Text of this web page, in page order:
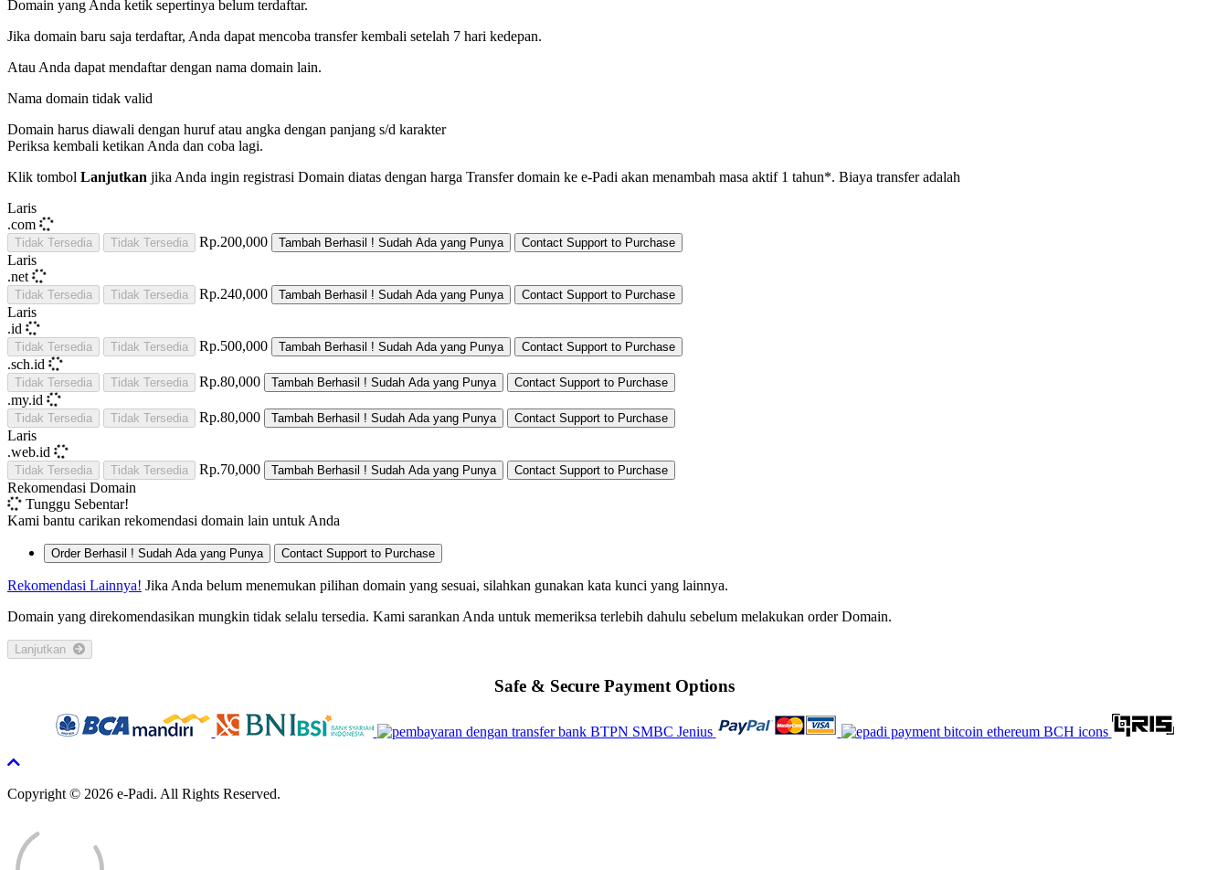
Domain yang Anda ketik sepertinya belum terdaftar.
Jika domain baru saja terdaftar, Anda dapat mencoba transfer kembali setelah 7 hari kedepan.
Atau Anda dapat mendaftar dengan nama domain lain.
Nama domain tidak valid
Domain harus diawali dengan huruf atau angka dengan panjang s/d karakter
Periksa kembali ketikan Anda dan coba lagi.
Klik tombol Lanjutkan jika Anda ingin registrasi Domain diatas dengan harga Transfer domain ke e-Padi akan menambah masa aktif 1 tahun*. Biaya transfer adalah
Laris
.com
Tidak Tersedia Tidak Tersedia Rp.200,000 Tambah Berhasil ! Sudah Ada yang Punya Contact Support to Purchase
Laris
.net
Tidak Tersedia Tidak Tersedia Rp.240,000 Tambah Berhasil ! Sudah Ada yang Punya Contact Support to Purchase
Laris
.id
Tidak Tersedia Tidak Tersedia Rp.500,000 Tambah Berhasil ! Sudah Ada yang Punya Contact Support to Purchase
.sch.id
Tidak Tersedia Tidak Tersedia Rp.80,000 Tambah Berhasil ! Sudah Ada yang Punya Contact Support to Purchase
.my.id
Tidak Tersedia Tidak Tersedia Rp.80,000 Tambah Berhasil ! Sudah Ada yang Punya Contact Support to Purchase
Laris
.web.id
Tidak Tersedia Tidak Tersedia Rp.70,000 Tambah Berhasil ! Sudah Ada yang Punya Contact Support to Purchase
Rekomendasi Domain
Tunggu Sebentar!
Kami bantu carikan rekomendasi domain lain untuk Anda
Order Berhasil ! Sudah Ada yang Punya Contact Support to Purchase
Rekomendasi Lainnya! Jika Anda belum menemukan pilihan domain yang sesuai, silahkan gunakan kata kunci yang lainnya.
Domain yang direkomendasikan mungkin tidak selalu tersedia. Kami sarankan Anda untuk memeriksa terlebih dahulu sebelum melakukan order Domain.
Safe & Secure Payment Options
Copyright © 2026 e-Padi. All Rights Reserved.